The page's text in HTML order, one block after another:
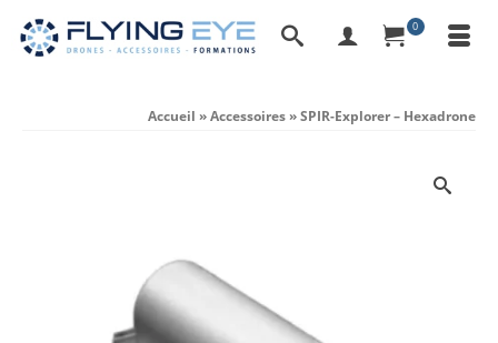
0
Accueil »Accessoires»SPIR-Explorer – Hexadrone